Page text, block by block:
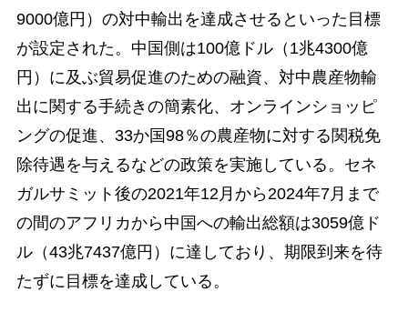
9000億円）の対中輸出を達成させるといった目標
が設定された。中国側は100億ドル（1兆4300億
円）に及ぶ貿易促進のための融資、対中農産物輸
出に関する手続きの簡素化、オンラインショッピ
ングの促進、33か国98％の農産物に対する関税免
除待遇を与えるなどの政策を実施している。セネ
ガルサミット後の2021年12月から2024年7月まで
の間のアフリカから中国への輸出総額は3059億ド
ル（43兆7437億円）に達しており、期限到来を待
たずに目標を達成している。